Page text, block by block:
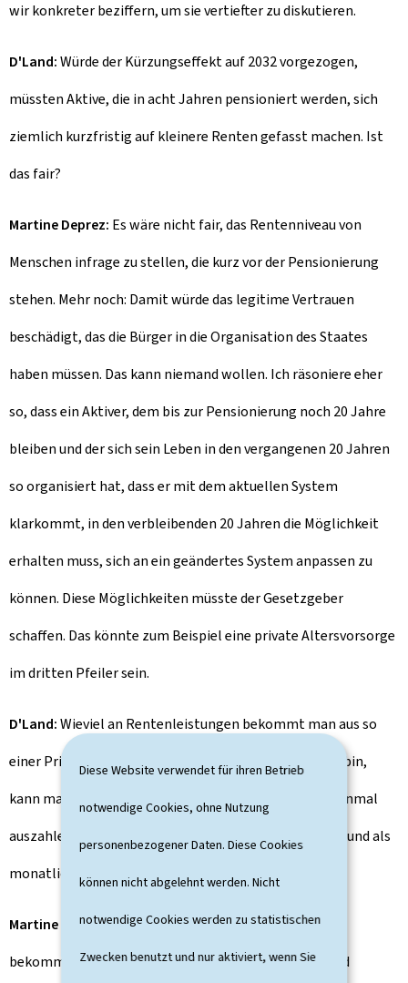
Diese Website verwendet für ihren Betrieb
notwendige Cookies, ohne Nutzung
personenbezogener Daten. Diese Cookies
können nicht abgelehnt werden. Nicht
notwendige Cookies werden zu statistischen
Zwecken benutzt und nur aktiviert, wenn Sie
wir konkreter beziffern, um sie vertiefter zu diskutieren.
D'Land:Würde der Kürzungseffekt auf 2032 vorgezogen,
müssten Aktive, die in acht Jahren pensioniert werden, sich
ziemlich kurzfristig auf kleinere Renten gefasst machen. Ist
das fair?
Martine Deprez: Es wäre nicht fair, das Rentenniveau von
Menschen infrage zu stellen, die kurz vor der Pensionierung
stehen. Mehr noch: Damit würde das legitime Vertrauen
beschädigt, das die Bürger in die Organisation des Staates
haben müssen. Das kann niemand wollen. Ich räsoniere eher
so, dass ein Aktiver, dem bis zur Pensionierung noch 20 Jahre
bleiben und der sich sein Leben in den vergangenen 20 Jahren
so organisiert hat, dass er mit dem aktuellen System
klarkommt, in den verbleibenden 20 Jahren die Möglichkeit
erhalten muss, sich an ein geändertes System anpassen zu
können. Diese Möglichkeiten müsste der Gesetzgeber
schaffen. Das könnte zum Beispiel eine private Altersvorsorge
im dritten Pfeiler sein.
D'Land:Wieviel an Rentenleistungen bekommt man aus so
einer Privatversicherung? Wenn ich richtig informiert bin,
kann man sich das angesparte Kapital entweder auf einmal
auszahlen lassen oder je zur Hälfte als Einmalzahlung und als
monatliche Rente.
Martine Deprez:Ich meine, das gilt noch immer. Also
bekommt man das angesparte Kapital plus Zinsen und